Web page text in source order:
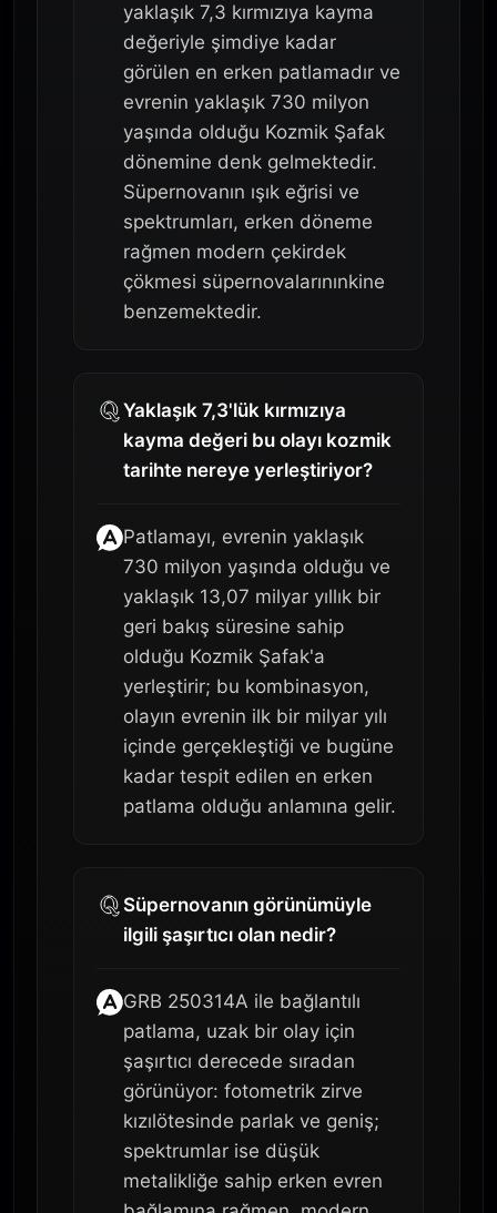
yaklaşık 7,3 kırmızıya kayma
değeriyle şimdiye kadar
görülen en erken patlamadır ve
evrenin yaklaşık 730 milyon
yaşında olduğu Kozmik Şafak
dönemine denk gelmektedir.
Süpernovanın ışık eğrisi ve
spektrumları, erken döneme
rağmen modern çekirdek
çökmesi süpernovalarınınkine
benzemektedir.
Yaklaşık 7,3'lük kırmızıya
kayma değeri bu olayı kozmik
tarihte nereye yerleştiriyor?
Patlamayı, evrenin yaklaşık
730 milyon yaşında olduğu ve
yaklaşık 13,07 milyar yıllık bir
geri bakış süresine sahip
olduğu Kozmik Şafak'a
yerleştirir; bu kombinasyon,
olayın evrenin ilk bir milyar yılı
içinde gerçekleştiği ve bugüne
kadar tespit edilen en erken
patlama olduğu anlamına gelir.
Süpernovanın görünümüyle
ilgili şaşırtıcı olan nedir?
GRB 250314A ile bağlantılı
patlama, uzak bir olay için
şaşırtıcı derecede sıradan
görünüyor: fotometrik zirve
kızılötesinde parlak ve geniş;
spektrumlar ise düşük
metalikliğe sahip erken evren